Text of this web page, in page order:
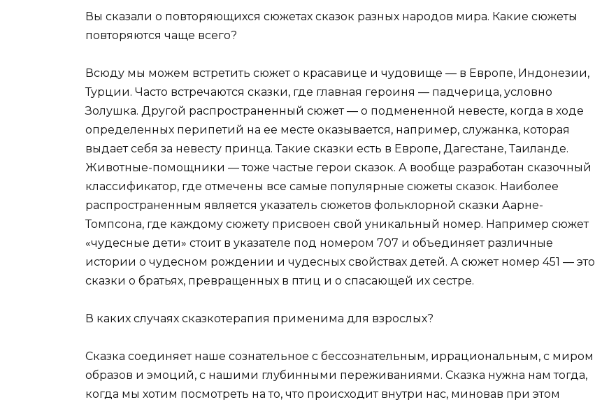
Вы сказали о повторяющихся сюжетах сказок разных народов мира. Какие сюжеты
повторяются чаще всего?
Всюду мы можем встретить сюжет о красавице и чудовище — в Европе, Индонезии,
Турции. Часто встречаются сказки, где главная героиня — падчерица, условно
Золушка. Другой распространенный сюжет — о подмененной невесте, когда в ходе
определенных перипетий на ее месте оказывается, например, служанка, которая
выдает себя за невесту принца. Такие сказки есть в Европе, Дагестане, Таиланде.
Животные-помощники — тоже частые герои сказок. А вообще разработан сказочный
классификатор, где отмечены все самые популярные сюжеты сказок. Наиболее
распространенным является указатель сюжетов фольклорной сказки Аарне-
Томпсона, где каждому сюжету присвоен свой уникальный номер. Например сюжет
«чудесные дети» стоит в указателе под номером 707 и объединяет различные
истории о чудесном рождении и чудесных свойствах детей. А сюжет номер 451 — это
сказки о братьях, превращенных в птиц и о спасающей их сестре.
В каких случаях сказкотерапия применима для взрослых?
Сказка соединяет наше сознательное с бессознательным, иррациональным, с миром
образов и эмоций, с нашими глубинными переживаниями. Сказка нужна нам тогда,
когда мы хотим посмотреть на то, что происходит внутри нас, миновав при этом